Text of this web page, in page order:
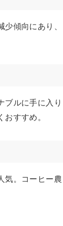
傾向にあり、
ブルに手に入り
すすめ。
気。コーヒー農